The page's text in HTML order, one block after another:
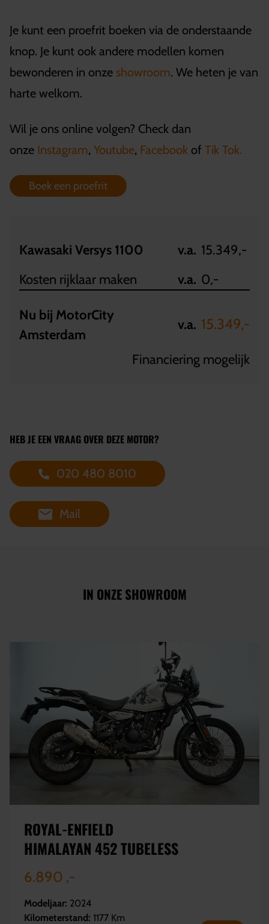
Je kunt een proefrit boeken via de onderstaande
knop. Je kunt ook andere modellen komen
bewonderen in onze showroom. We heten je van
harte welkom.
Wil je ons online volgen? Check dan
onze Instagram, Youtube, Facebook of Tik Tok.
Boek een proefrit
Kawasaki Versys 1100 v.a. 15.349,-
Kosten rijklaar maken
v.a. 0,-
Nu bij MotorCity
Amsterdam
v.a. 15.349,-
Financiering mogelijk
HEB JE EEN VRAAG OVER DEZE MOTOR?
020 480 8010
Mail
IN ONZE SHOWROOM
ROYAL-ENFIELD
HIMALAYAN 452 TUBELESS
6.890 ,-
Modeljaar: 2024
Kilometerstand: 1177 Km